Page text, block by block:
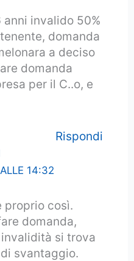
invalido 50%
domanda
a deciso
domanda
per il C..o, e
Rispondi
14:32
proprio così.
domanda,
si trova
svantaggio.